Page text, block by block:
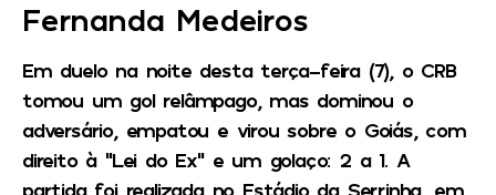
Fernanda Medeiros
Em duelo na noite desta terça-feira (7), o CRB
tomou um gol relâmpago, mas dominou o
adversário, empatou e virou sobre o Goiás, com
direito à “Lei do Ex” e um golaço: 2 a 1. A
partida foi realizada no Estádio da Serrinha, em